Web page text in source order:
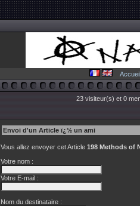
Accueil
23 visiteur(s) et 0
Envoi d'un Article ï¿½ un ami
Vous allez envoyer cet Article 198 Methods of
Votre nom :
Votre E-mail :
Nom du destinataire :